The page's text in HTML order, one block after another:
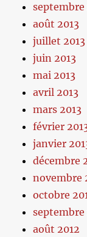
septembre
août 2013
juillet 2013
juin 2013
mai 2013
avril 2013
mars 2013
février
janvier
décembre
novembre
octobre
septembre
août 2012